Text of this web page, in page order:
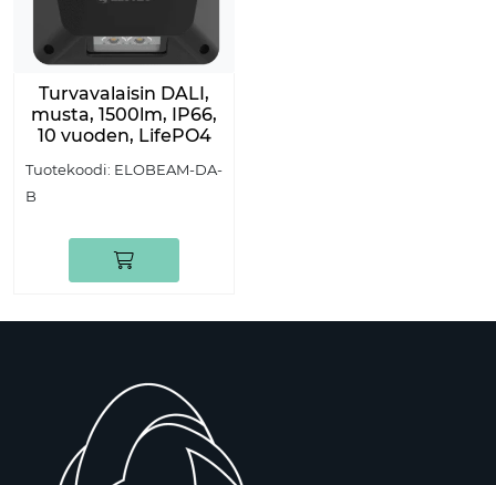
Turvavalaisin DALI,
musta, 1500lm, IP66,
10 vuoden, LifePO4
Tuotekoodi: ELOBEAM-DA-
B